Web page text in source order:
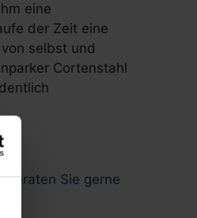
eine
der Zeit eine
selbst und
Cortenstahl
beraten Sie gerne